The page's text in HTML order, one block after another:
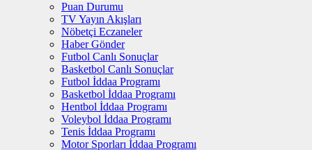
Puan Durumu
TV Yayın Akışları
Nöbetçi Eczaneler
Haber Gönder
Futbol Canlı Sonuçlar
Basketbol Canlı Sonuçlar
Futbol İddaa Programı
Basketbol İddaa Programı
Hentbol İddaa Programı
Voleybol İddaa Programı
Tenis İddaa Programı
Motor Sporları İddaa Programı